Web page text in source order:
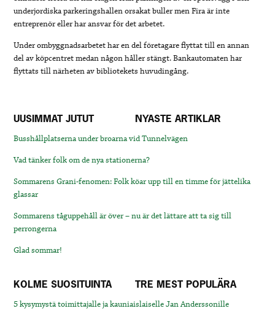
underjordiska parkeringshallen orsakat buller men Fira är inte
entreprenör eller har ansvar för det arbetet.
Under ombyggnadsarbetet har en del företagare flyttat till en annan
del av köpcentret medan någon håller stängt. Bankautomaten har
flyttats till närheten av bibliotekets huvudingång.
UUSIMMAT JUTUT NYASTE ARTIKLAR
Busshållplatserna under broarna vid Tunnelvägen
Vad tänker folk om de nya stationerna?
Sommarens Grani-fenomen: Folk köar upp till en timme för jättelika
glassar
Sommarens tåguppehåll är över – nu är det lättare att ta sig till
perrongerna
Glad sommar!
KOLME SUOSITUINTA TRE MEST POPULÄRA
5 kysymystä toimittajalle ja kauniaislaiselle Jan Anderssonille